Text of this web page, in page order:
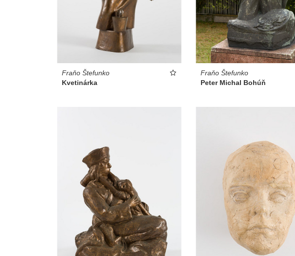
Fraňo Štefunko
Kvetinárka
Fraňo Štefunko
Peter Michal Bohúň